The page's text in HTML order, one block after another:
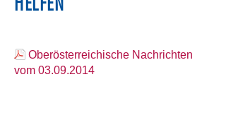
Oberösterreichische Nachrichten
vom 03.09.2014